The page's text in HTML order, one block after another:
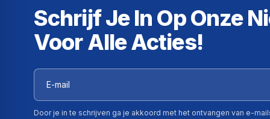
Schrijf Je In Op Onze
Voor Alle Acties!
Door je in te schrijven ga je akkoord met het ontvangen van e-